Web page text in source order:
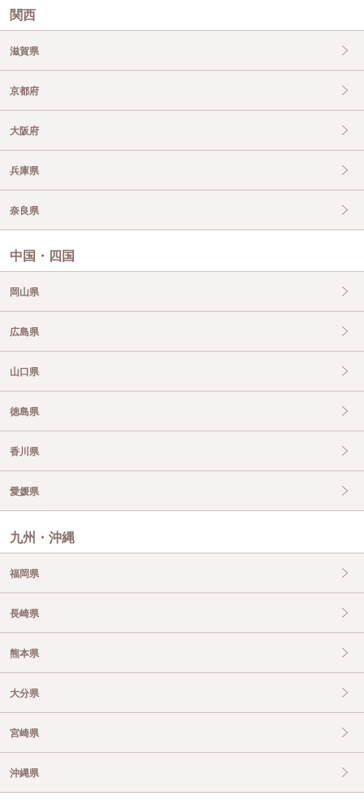
関西
滋賀県
京都府
大阪府
兵庫県
奈良県
中国・四国
岡山県
広島県
山口県
徳島県
香川県
愛媛県
九州・沖縄
福岡県
長崎県
熊本県
大分県
宮崎県
沖縄県